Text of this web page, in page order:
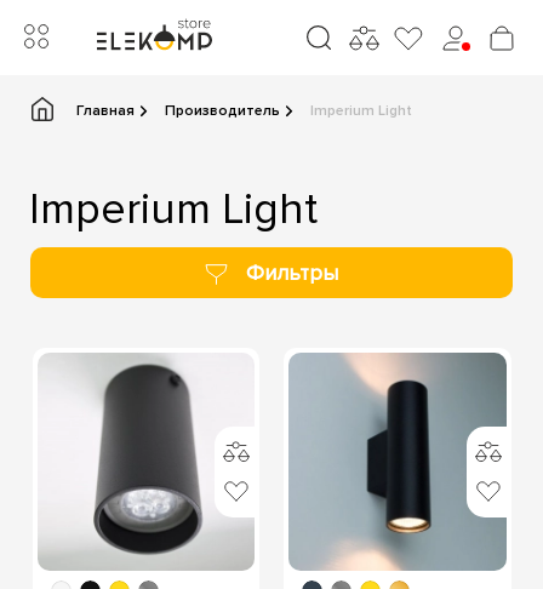
Главная Производитель Imperium Light
Imperium Light
Фильтры